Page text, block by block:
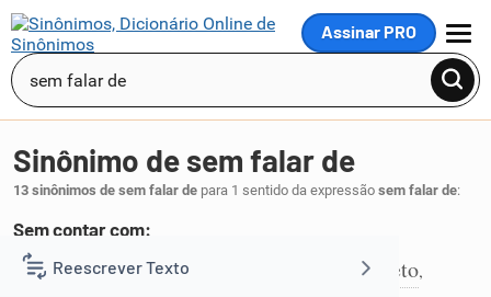
Assinar PRO
MENU
Reescrever Texto
Sinônimo de sem falar de
13 sinônimos de sem falar de para 1 sentido da expressão sem falar de:
Sem contar com:
1 à parte,além de exceto,